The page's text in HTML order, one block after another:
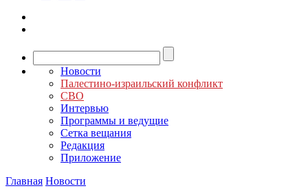
Новости
Палестино-израильский конфликт
СВО
Интервью
Программы и ведущие
Сетка вещания
Редакция
Приложение
Главная Новости